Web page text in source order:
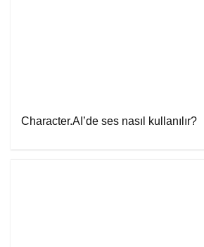
Character.AI’de ses nasıl kullanılır?